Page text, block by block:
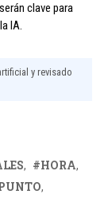
clave para
IA.
y revisado
HORA